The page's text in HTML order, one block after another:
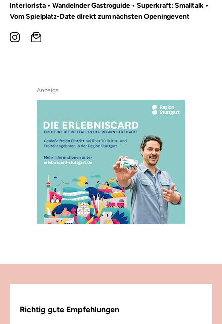
Interiorista • Wandelnder Gastroguide • Superkraft: Smalltalk •
Vom Spielplatz-Date direkt zum nächsten Openingevent
Anzeige
Richtig gute Empfehlungen